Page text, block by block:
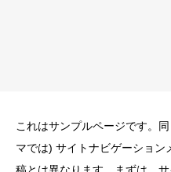
これはサンプルページです。
マでは) サイトナビゲーショ